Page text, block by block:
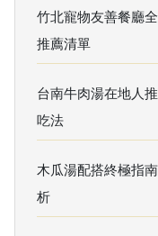
竹北寵物友善餐廳
推薦清單
台南牛肉湯在地人
吃法
木瓜湯配搭終極指
析